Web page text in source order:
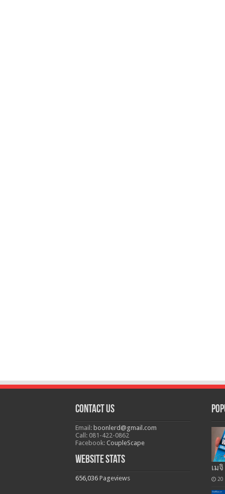
Contact Us
Email: boonlerd@gmail.com
Call: 081-422-0862
Facebook: CoupleScape
Website Stats
656,036 Pageviews
เม